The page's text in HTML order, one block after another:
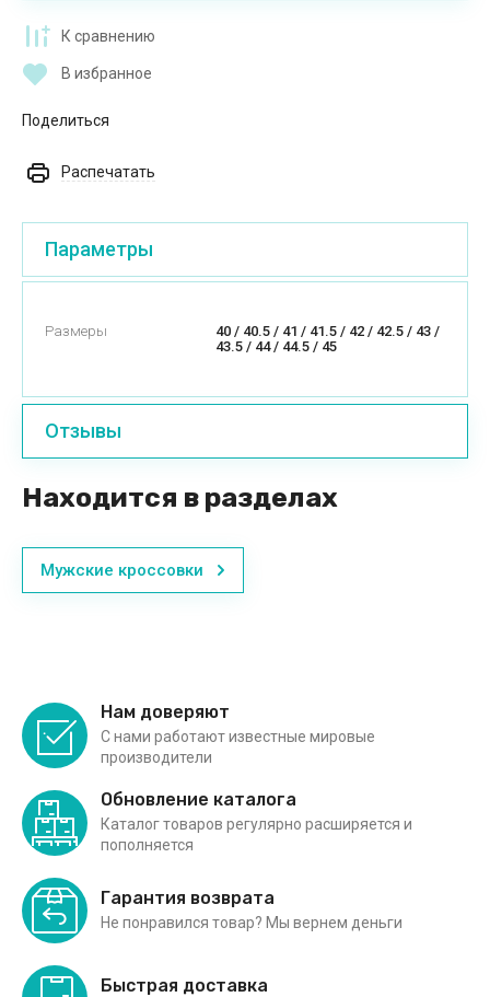
К сравнению
В избранное
Поделиться
Распечатать
Параметры
Размеры
40 / 40.5 / 41 / 41.5 / 42 / 42.5 / 43 /
43.5 / 44 / 44.5 / 45
Отзывы
Находится в разделах
Мужские кроссовки
Нам доверяют
С нами работают известные мировые
производители
Обновление каталога
Каталог товаров регулярно расширяется и
пополняется
Гарантия возврата
Не понравился товар? Мы вернем деньги
Быстрая доставка